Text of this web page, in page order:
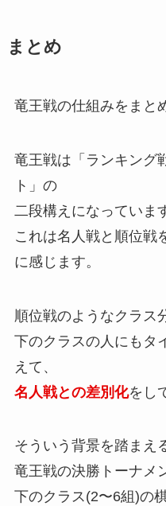
まとめ
竜王戦の仕組みをまと
竜王戦は「ランキング
ト」の
二段構えになっていま
これは名人戦と順位戦
に感じます。
順位戦のようなクラス
下のクラスの人にもタ
えて、
名人戦との差別化をし
そういう背景を踏まえ
竜王戦の決勝トーナメ
下のクラス(2〜6組)の